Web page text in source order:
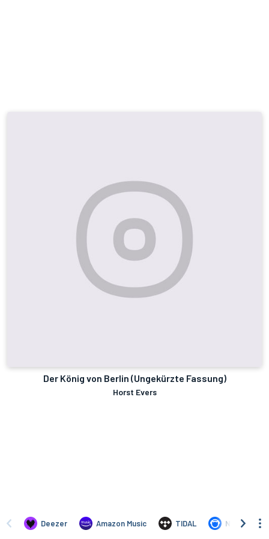
Der König von Berlin (Ungekürzte Fassung)
Horst Evers
Deezer Amazon Music TIDAL Napster